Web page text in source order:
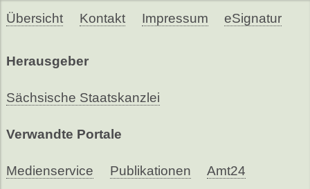
Übersicht Kontakt Impressum eSignatur
Herausgeber
Sächsische Staatskanzlei
Verwandte Portale
Medienservice Publikationen Amt24